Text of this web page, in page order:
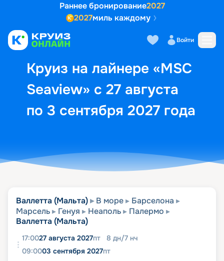
Раннее бронирование2027
2027миль каждому
Войти
Круиз на лайнере «MSC
Seaview» с 27 августа
по 3 сентября 2027 года
Выбор кают Маршрут и
Валлетта (Мальта) В море
Барселона
Марсель
Генуя Неаполь
Палермо
Валлетта (Мальта)
17:0027 августа 2027пт 8 дн/7 нч
09:0003 сентября 2027пт